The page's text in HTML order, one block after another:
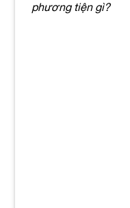
phương tiện gì?